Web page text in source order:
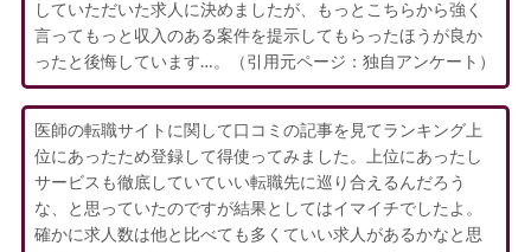
していただいた求人に決めましたが、もっとこちらから強く
言ってもっと収入のある案件を提示してもらったほうが良か
ったと後悔しています…。（引用元ページ：独自アンケート）
医師の転職サイトに関して口コミの記事を見てランキング上
位にあったため登録して得使ってみました。上位にあったし
サービスも徹底していていい転職先に巡り合えるんだろう
な、と思っていたのですが結果としてはイマイチでしたよ。
確かに求人数は他と比べても多くていい求人があるかなと思